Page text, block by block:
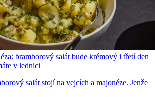
bramborový salát bude krémový i třetí den
v lednici
salát stojí na vejcích a majonéze. Jenže